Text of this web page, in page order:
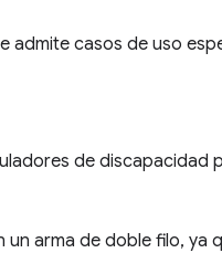
admite casos de uso
de discapacidad
arma de doble filo, ya